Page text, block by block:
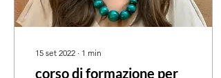
15 set 2022 ∙ 1 min
corso di formazione per